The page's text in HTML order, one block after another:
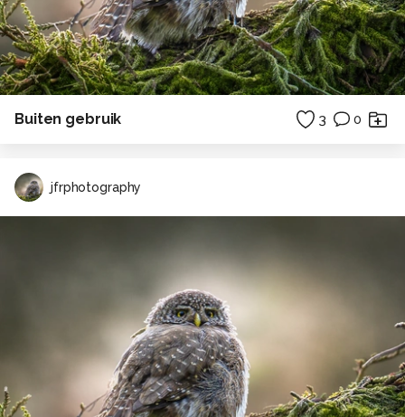
Buiten gebruik 3 0
jfrphotography